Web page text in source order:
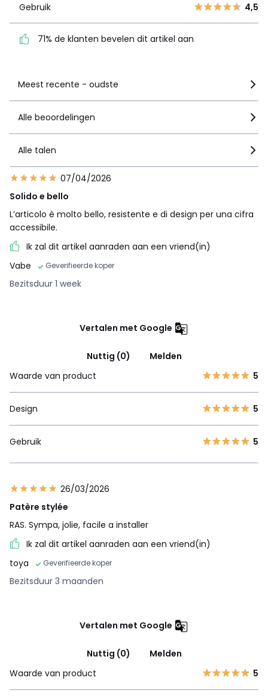
71% de klanten bevelen
dit artikel aan
Gebruik 4,5
71% de klanten bevelen dit artikel aan
Meest recente - oudste
Alle beoordelingen
Alle talen
07/04/2026
Solido e bello
L’articolo è molto bello, resistente e di design per una cifra
accessibile.
Ik zal dit artikel aanraden aan een vriend(in)
Vabe
Geverifieerde koper
Bezitsduur 1 week
Vertalen met Google
Nuttig (0)
Melden
Waarde van product
5
Design 5
Gebruik 5
26/03/2026
Patère stylée
RAS. Sympa, jolie, facile a installer
Ik zal dit artikel aanraden aan een vriend(in)
toya
Geverifieerde koper
Bezitsduur 3 maanden
Vertalen met Google
Nuttig (0)
Melden
Waarde van product
5